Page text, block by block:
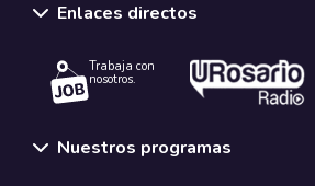
Enlaces directos
Trabaja con
nosotros.
Nuestros programas